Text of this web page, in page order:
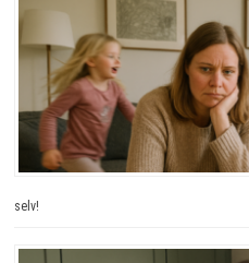
selv!